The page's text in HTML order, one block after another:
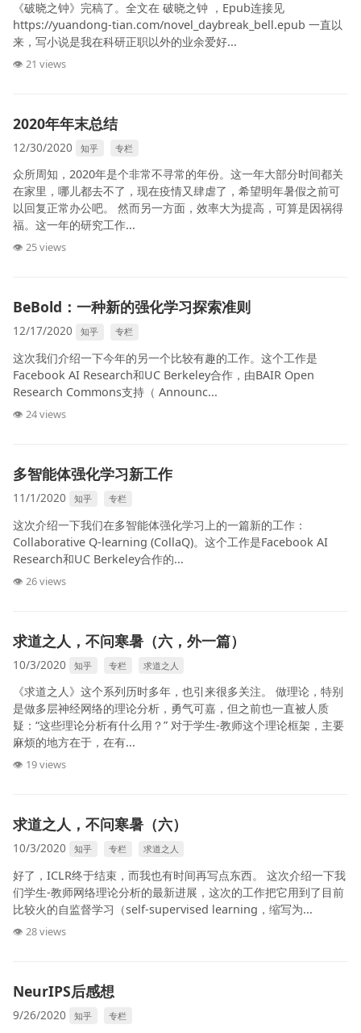
《破晓之钟》完稿了。全文在 破晓之钟 ，Epub连接见
https://yuandong-tian.com/novel_daybreak_bell.epub 一直以
来，写小说是我在科研正职以外的业余爱好...
👁 21 views
2020年年末总结
12/30/2020 知乎 专栏
众所周知，2020年是个非常不寻常的年份。这一年大部分时间都关
在家里，哪儿都去不了，现在疫情又肆虐了，希望明年暑假之前可
以回复正常办公吧。 然而另一方面，效率大为提高，可算是因祸得
福。这一年的研究工作...
👁 25 views
BeBold：一种新的强化学习探索准则
12/17/2020 知乎 专栏
这次我们介绍一下今年的另一个比较有趣的工作。这个工作是
Facebook AI Research和UC Berkeley合作，由BAIR Open
Research Commons支持（ Announc...
👁 24 views
多智能体强化学习新工作
11/1/2020 知乎 专栏
这次介绍一下我们在多智能体强化学习上的一篇新的工作：
Collaborative Q-learning (CollaQ)。这个工作是Facebook AI
Research和UC Berkeley合作的...
👁 26 views
求道之人，不问寒暑（六，外一篇）
10/3/2020 知乎 专栏 求道之人
《求道之人》这个系列历时多年，也引来很多关注。 做理论，特别
是做多层神经网络的理论分析，勇气可嘉，但之前也一直被人质
疑：“这些理论分析有什么用？” 对于学生-教师这个理论框架，主要
麻烦的地方在于，在有...
👁 19 views
求道之人，不问寒暑（六）
10/3/2020 知乎 专栏 求道之人
好了，ICLR终于结束，而我也有时间再写点东西。 这次介绍一下我
们学生-教师网络理论分析的最新进展，这次的工作把它用到了目前
比较火的自监督学习（self-supervised learning，缩写为...
👁 28 views
NeurIPS后感想
9/26/2020 知乎 专栏